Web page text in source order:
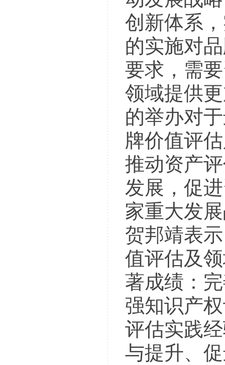
创新体系
的实施对
要求，需
领域提供
的举办对
牌价值评
推动资产
发展，促
家重大发
贺邦靖表
值评估及
著成绩：
强知识产
评估实践
与提升、